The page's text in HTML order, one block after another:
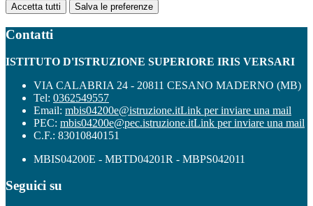
Accetta tutti Salva le preferenze
Contatti
ISTITUTO D'ISTRUZIONE SUPERIORE IRIS VERSARI
VIA CALABRIA 24 - 20811 CESANO MADERNO (MB)
Tel: 0362549557
Email: mbis04200e@istruzione.itLink per inviare una mail
PEC: mbis04200e@pec.istruzione.itLink per inviare una mail
C.F.: 83010840151
MBIS04200E - MBTD04201R - MBPS042011
Seguici su